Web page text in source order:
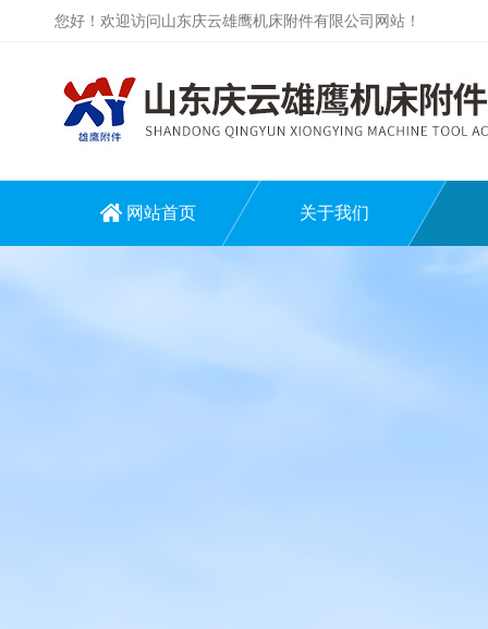
您好！欢迎访问山东庆云雄鹰机床附件有限公司网站！
网站首页 关于我们